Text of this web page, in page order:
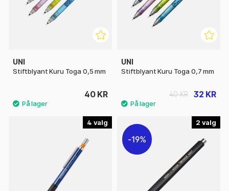
UNI
Stiftblyant Kuru Toga 0,5 mm
40 KR
UNI
Stiftblyant Kuru Toga 0,7 mm
32 KR
40 KR
4 2
19%